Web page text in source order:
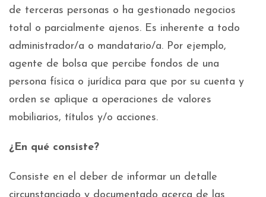
de terceras personas o ha gestionado negocios
total o parcialmente ajenos. Es inherente a todo
administrador/a o mandatario/a. Por ejemplo,
agente de bolsa que percibe fondos de una
persona física o jurídica para que por su cuenta y
orden se aplique a operaciones de valores
mobiliarios, títulos y/o acciones.
¿En qué consiste?
Consiste en el deber de informar un detalle